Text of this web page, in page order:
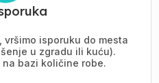
vršimo isporuku do mesta
u zgradu ili kuću).
bazi količine robe.